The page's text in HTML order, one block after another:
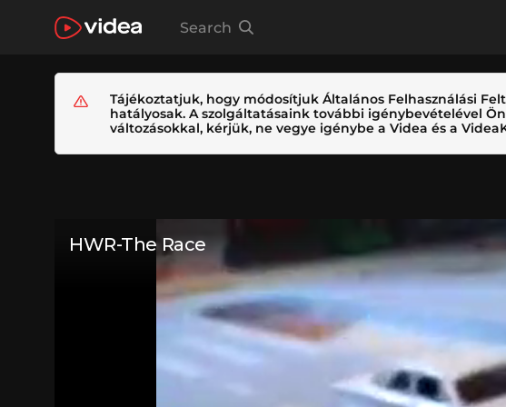
Search
Tájékoztatjuk, hogy módosítjuk Általános Felhasználási
hatályosak. A szolgáltatásaink további igénybevételével
változásokkal, kérjük, ne vegye igénybe a Videa és a